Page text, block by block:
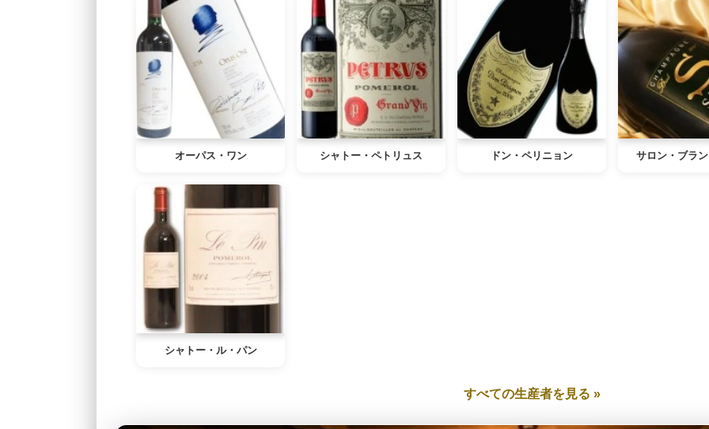
オーパス・ワン シャトー・ペトリュス ドン・ペリニョン サロン・ブラ
シャトー・ル・パン
すべての生産者を見る »